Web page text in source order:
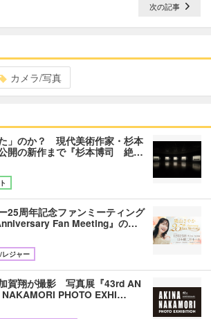
次の記事
カメラ/写真
」のか？ 現代美術作家・杉本
開の新作まで『杉本博司 絶…
25周年記念ファンミーティング
Fan Meeting』の…
レジャー
賀翔が撮影 写真展『43rd AN
PHOTO EXHI…